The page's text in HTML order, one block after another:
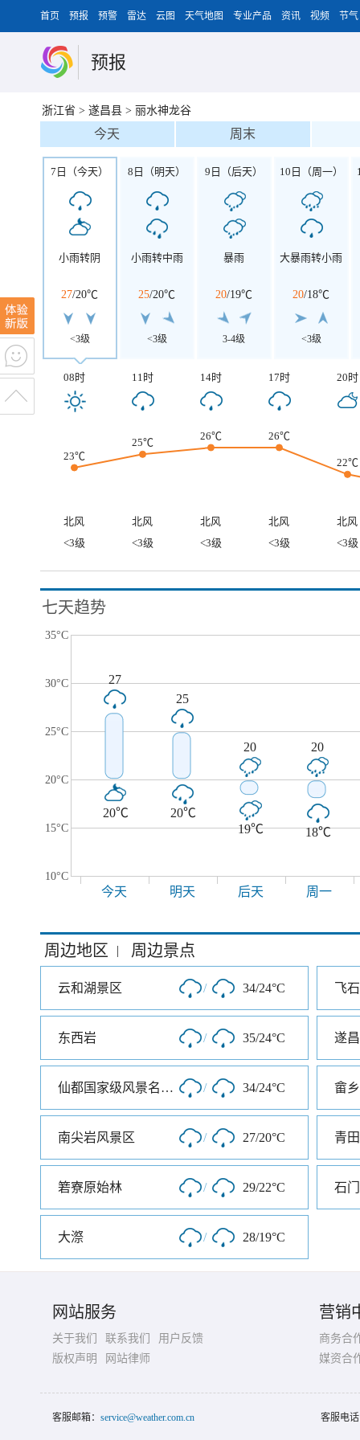
首页 预报 预警 雷达 云图 天气地图 专业产品 资讯 视频 节气
预报
浙江省 > 遂昌县 > 丽水神龙谷
今天 周末
7日（今天）
小雨转阴
27/20℃
<3级
8日（明天）
小雨转中雨
25/20℃
<3级
9日（后天）
暴雨
20/19℃
3-4级
10日（周一）
大暴雨转小雨
20/18℃
<3级
08时 11时 14时 17时 20时
23℃
25℃
26℃ 26℃
22℃
北风 北风 北风 北风
北风
<3级
<3级 <3级 <3级 <3级
七天趋势
35°C
30°C
25°C
20°C
15°C
10°C
27
20℃
25
20℃
20
19℃
20
18℃
今天 明天 后天 周一
周边地区 | 周边景点
云和湖景区 / 34/24°C 飞
东西岩 / 35/24°C
仙都国家级风景名胜区 / 34/24°C 畲
南尖岩风景区 / 27/20°C
箬寮原始林 / 29/22°C 石
大漈 / 28/19°C
网站服务
关于我们 联系我们
用户反馈
版权声明
网站律师
营销
商务合
媒资合
客服邮箱： service@weather.com.cn 客服电